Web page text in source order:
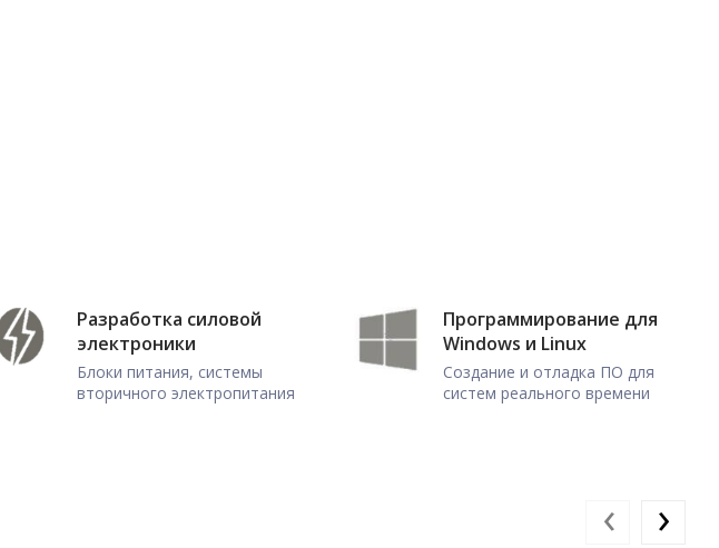
Разработка силовой
электроники
Блоки питания, системы
вторичного электропитания
Программирование для
Windows и Linux
Создание и отладка ПО для
систем реального времени
‹ ›